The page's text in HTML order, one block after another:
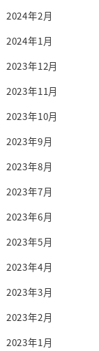
2024年2月
2024年1月
2023年12月
2023年11月
2023年10月
2023年9月
2023年8月
2023年7月
2023年6月
2023年5月
2023年4月
2023年3月
2023年2月
2023年1月